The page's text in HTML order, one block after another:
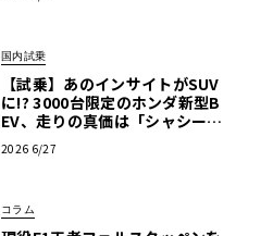
国内試乗
【試乗】あのインサイトがSUV
に!? 3000台限定のホンダ新型B
EV、走りの真価は「シャシー」
2026 6/27
コラム